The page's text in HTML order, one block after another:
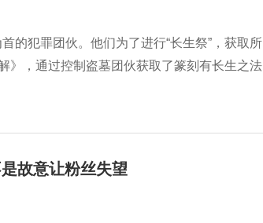
的犯罪团伙。他们为了进行“长生祭”，获取所
》，通过控制盗墓团伙获取了篆刻有长生之法
故意让粉丝失望